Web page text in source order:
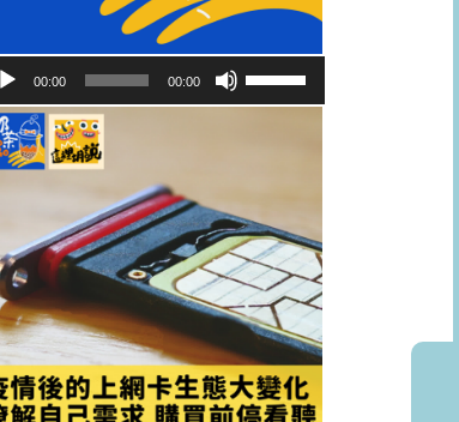
00:00 00:00
鍵
以
提
高
或
降
低